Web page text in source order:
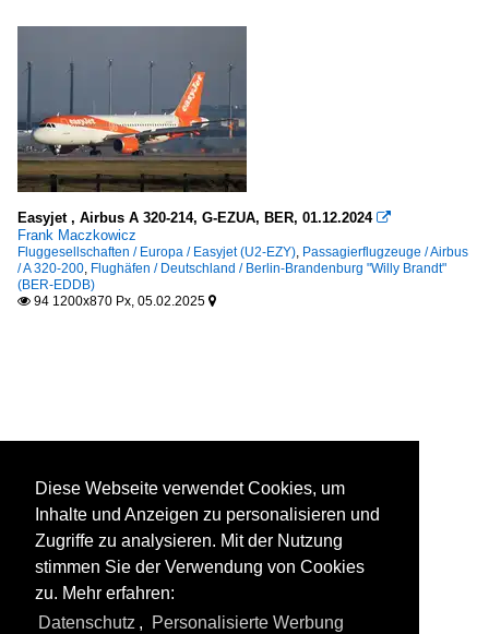
Easyjet , Airbus A 320-214, G-EZUA, BER, 01.12.2024 
Frank Maczkowicz
Fluggesellschaften / Europa / Easyjet (U2-EZY), Passagierflugzeuge / Airbus
/ A 320-200, Flughäfen / Deutschland / Berlin-Brandenburg "Willy Brandt"
(BER-EDDB)
 94 1200x870 Px, 05.02.2025 
Diese Webseite verwendet Cookies, um
Inhalte und Anzeigen zu personalisieren und
Zugriffe zu analysieren. Mit der Nutzung
stimmen Sie der Verwendung von Cookies
zu. Mehr erfahren:
Datenschutz , Personalisierte Werbung